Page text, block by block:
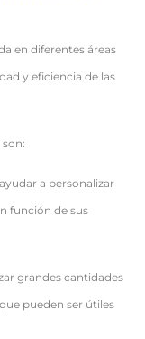
en diferentes áreas
y eficiencia de las
a personalizar
función de sus
grandes cantidades
pueden ser útiles